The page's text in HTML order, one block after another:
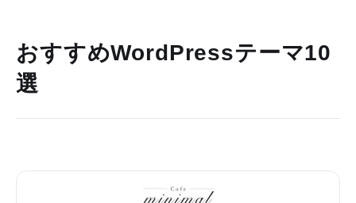
おすすめWordPressテーマ10
選